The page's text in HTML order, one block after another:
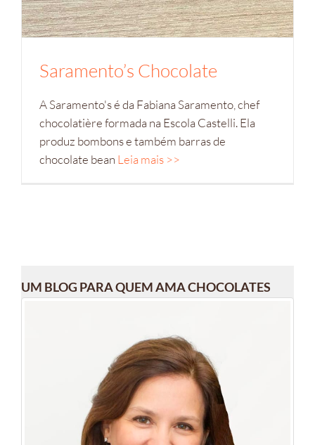
Saramento’s Chocolate
A Saramento's é da Fabiana Saramento, chef
chocolatière formada na Escola Castelli. Ela
produz bombons e também barras de
chocolate bean Leia mais >>
UM BLOG PARA QUEM AMA CHOCOLATES